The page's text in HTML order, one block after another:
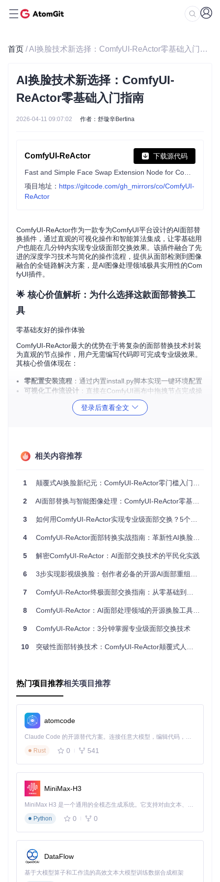
首页 / AI换脸技术新选择：ComfyUI-ReActor零基础入门指南
AI换脸技术新选择：ComfyUI-
ReActor零基础入门指南
2026-04-11 09:07:02 作者：舒璇辛Bertina
ComfyUI-ReActor 下载源代码
项目地址： https://gitcode.com/gh_mirrors/co/ComfyUI-
ReActor
ComfyUI-ReActor作为一款专为ComfyUI平台设计的AI面部替
换插件，通过直观的可视化操作和智能算法集成，让零基础用
户也能在几分钟内实现专业级面部交换效果。该插件融合了先
进的深度学习技术与简化的操作流程，提供从面部检测到图像
融合的全链路解决方案，是AI图像处理领域极具实用性的Com
fyUI插件。
🌟 核心价值解析：为什么选择这款面部替换工
具
零基础友好的操作体验
ComfyUI-ReActor最大的优势在于将复杂的面部替换技术封装
为直观的节点操作，用户无需编写代码即可完成专业级效果。
其核心价值体现在：
零配置安装流程 ：通过内置install.py脚本实现一键环境配置
可视化工作流设计 ：直接在ComfyUI画布中拖拽节点完成操
：自动优化面部匹配度和融合效果的核心参数
操作复杂度
面部识别准
98%+ 85-95%
边缘融合自
高（基于深度学习
中等（传统图像算
：对于初次接触AI换脸技术的用户，建议先通过
默认参数完成基础操作，熟悉流程后再尝试自定义调节。
🔍 应用场景全解析：从创意到专业的多元用途
短视频创作 ：快速制作趣味换脸内容，提升社交媒体互动率
虚拟角色设计：为游戏或动画项目创建多样化面部形象
影视后期辅助：低成本实现特定镜头的面部替换需求
内容审核测试：评估平台对换脸内容的检测能力
📝 零基础操作指南：从安装到输出的完整流程
准备工作
环境要求：已安装ComfyUI主程序及Python 3.8+环境
切换到ComfyUI自定义节点目录
执行克隆命令：git clone https://gitcode.com/
运行安装脚本：python install.py
核心操作流程
添加ReActor节点
将"FaceSwap"节点拖拽到工作画布
配置关键参数
源面部图像：上传包含目标面部的图片
目标图像：上传需要替换面部的图片
登录后查看全文
相关内容推荐
1 颠覆式AI换脸新纪元：ComfyUI-ReActor零门槛入门指南
2 AI面部替换与智能图像处理：ComfyUI-ReActor零基础入门指南
3 如何用ComfyUI-ReActor实现专业级面部交换？5个核心功能+3大应用场景全解析
4 ComfyUI-ReActor面部转换实战指南：革新性AI换脸技术全解析
5 解密ComfyUI-ReActor：AI面部交换技术的平民化实践
6 3步实现影视级换脸：创作者必备的开源AI面部重组工具指南
7 ComfyUI-ReActor终极面部交换指南：从零基础到专业应用的全面实践
8 ComfyUI-ReActor：AI面部处理领域的开源换脸工具革新
9 ComfyUI-ReActor：3分钟掌握专业级面部交换技术
10 突破性面部转换技术：ComfyUI-ReActor颠覆式人脸交换解决方案
热门项目推荐相关项目推荐
atomcode
Claude Code 的开源替代方案。连接任意大模型，编辑代码，运行命令，自动验证 — 全自动执行。用 Rust 构建，极致性能。 ｜ An open-source alternative to Claude Code. Connect any LLM, edit code, run commands, and verify changes — autonomously. Built in Rust for speed. Get Started
Rust
0 541
MiniMax-H3
MiniMax H3 是一个通用的全模态生成系统。它支持对由文本、图像、视频和音频组成的多模态上下文进行统一理解，并能生成分辨率高达 2K、时长可达 15 秒的带原生立体声音频的视频。得益于面向任务泛化的系统设计，H3 在预训练阶段就已具备广泛的多模态上下文理解与生成能力，能够出色地执行复杂的多模态指令。
Python
0 0
DataFlow
基于大模型算子和工作流的高效文本大模型训练数据合成框架